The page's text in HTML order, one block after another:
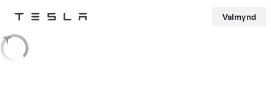
Tesla
Skip to main content
Valmynd